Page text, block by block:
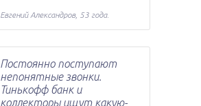
Евгений Александров, 53 года.
Постоянно поступают
непонятные звонки.
Тинькофф банк и
коллекторы ищут какую-